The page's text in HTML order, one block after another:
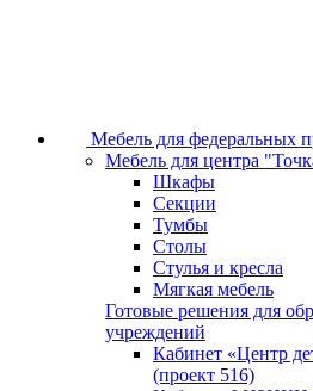
Мебель для федеральных
Мебель для центра
Шкафы
Секции
Тумбы
Столы
Стулья и кресла
Мягкая мебель
Готовые решения для
учреждений
Кабинет «Центр
(проект 516)